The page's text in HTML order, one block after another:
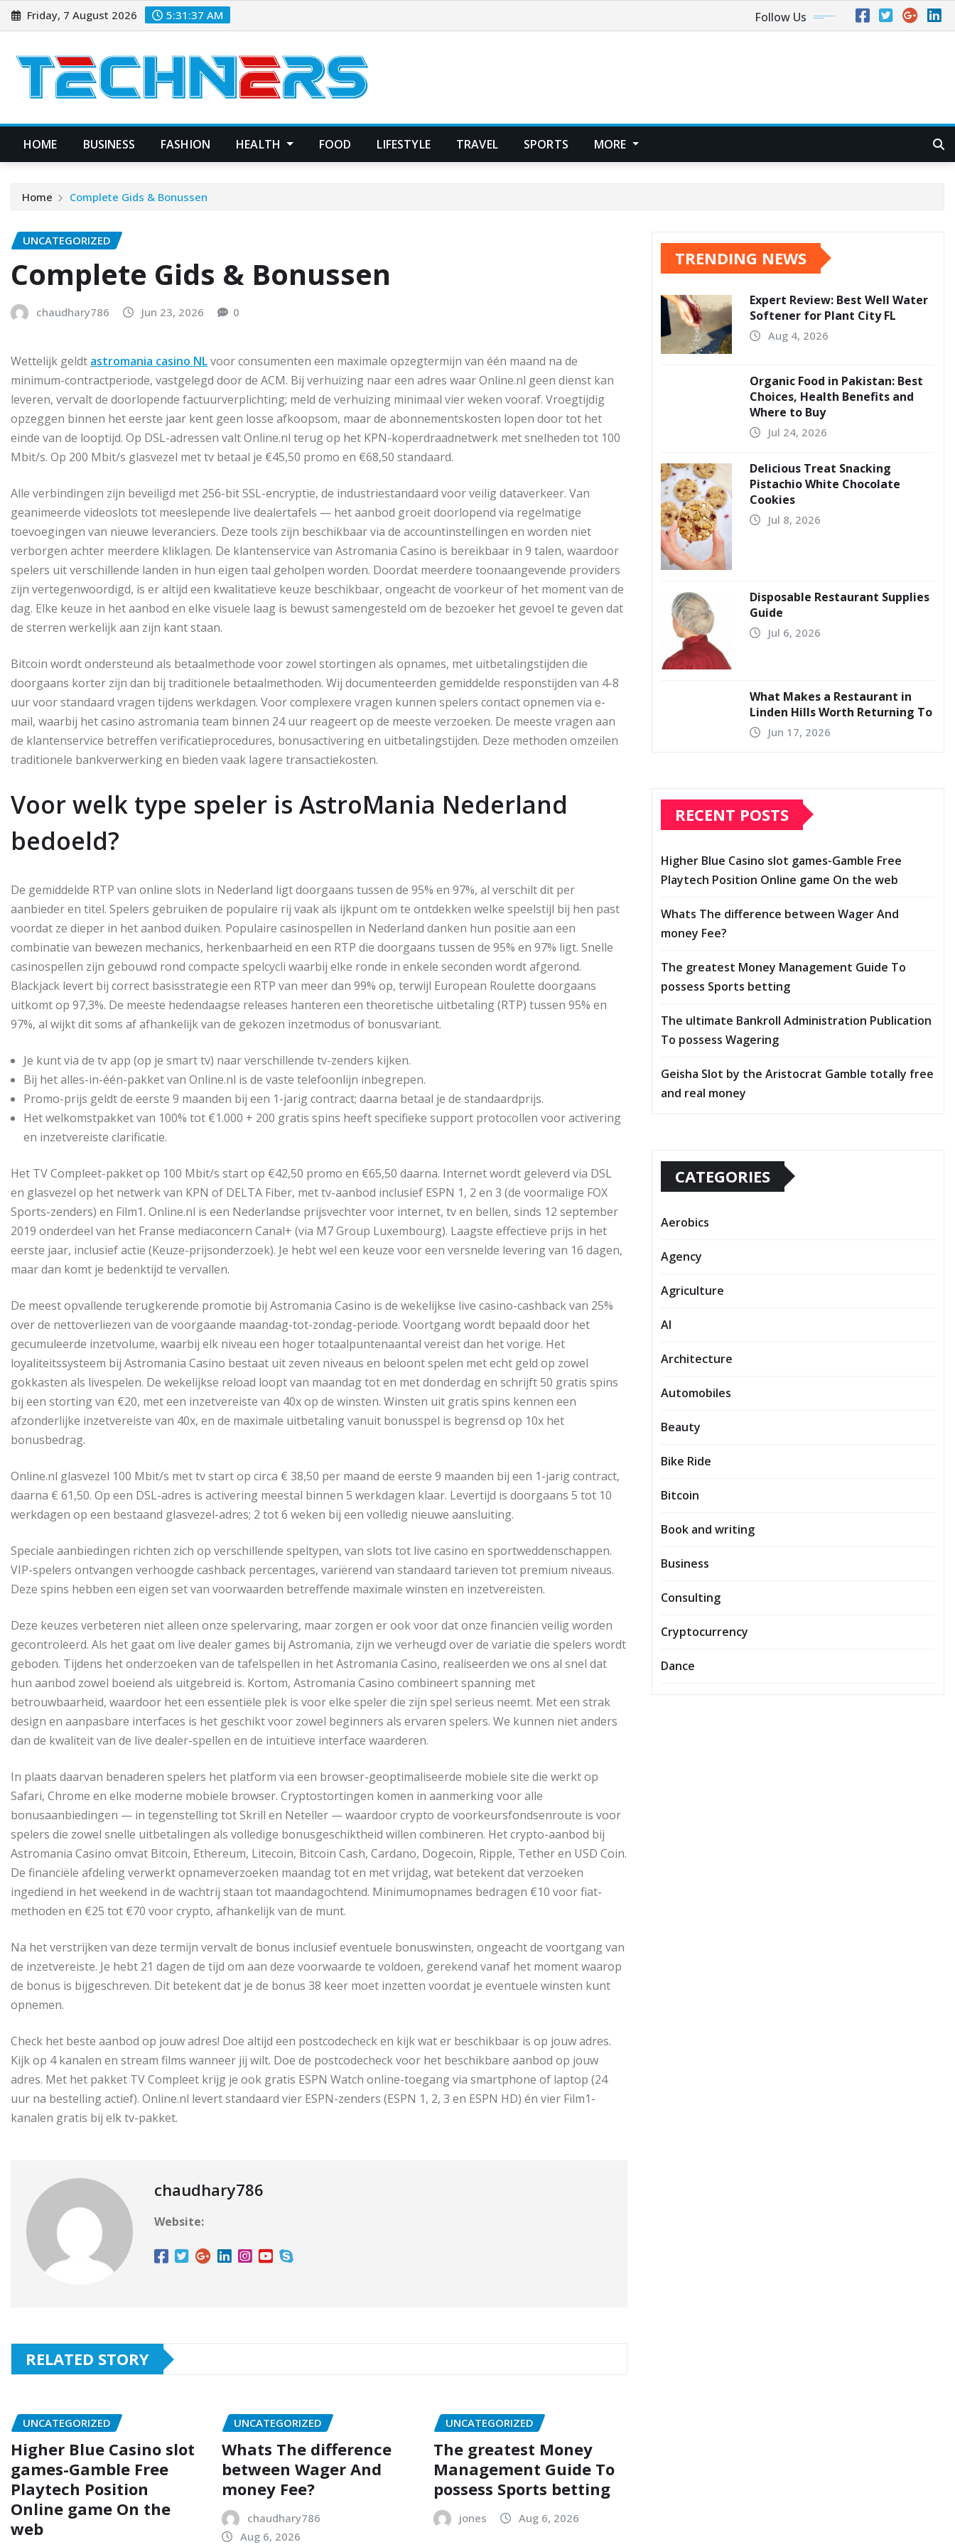
Skip
to
Friday, 7 August 2026 5:31:37 AM Follow Us
HOME BUSINESS FASHION HEALTH FOOD LIFESTYLE TRAVEL SPORTS MORE
Home Complete Gids & Bonussen
UNCATEGORIZED
Complete Gids & Bonussen
chaudhary786 Jun 23, 2026 0
Wettelijk geldt astromania casino NLvoor consumenten een maximale opzegtermijn van één maand na de
minimum-contractperiode, vastgelegd door de ACM. Bij verhuizing naar een adres waar Online.nl geen dienst kan
leveren, vervalt de doorlopende factuurverplichting; meld de verhuizing minimaal vier weken vooraf. Vroegtijdig
opzeggen binnen het eerste jaar kent geen losse afkoopsom, maar de abonnementskosten lopen door tot het
einde van de looptijd. Op DSL-adressen valt Online.nl terug op het KPN-koperdraadnetwerk met snelheden tot 100
Mbit/s. Op 200 Mbit/s glasvezel met tv betaal je €45,50 promo en €68,50 standaard.
Alle verbindingen zijn beveiligd met 256-bit SSL-encryptie, de industriestandaard voor veilig dataverkeer. Van
geanimeerde videoslots tot meeslepende live dealertafels — het aanbod groeit doorlopend via regelmatige
toevoegingen van nieuwe leveranciers. Deze tools zijn beschikbaar via de accountinstellingen en worden niet
verborgen achter meerdere kliklagen. De klantenservice van Astromania Casino is bereikbaar in 9 talen, waardoor
spelers uit verschillende landen in hun eigen taal geholpen worden. Doordat meerdere toonaangevende providers
zijn vertegenwoordigd, is er altijd een kwalitatieve keuze beschikbaar, ongeacht de voorkeur of het moment van de
dag. Elke keuze in het aanbod en elke visuele laag is bewust samengesteld om de bezoeker het gevoel te geven dat
de sterren werkelijk aan zijn kant staan.
Bitcoin wordt ondersteund als betaalmethode voor zowel stortingen als opnames, met uitbetalingstijden die
doorgaans korter zijn dan bij traditionele betaalmethoden. Wij documenteerden gemiddelde responstijden van 4-8
uur voor standaard vragen tijdens werkdagen. Voor complexere vragen kunnen spelers contact opnemen via e-
mail, waarbij het casino astromania team binnen 24 uur reageert op de meeste verzoeken. De meeste vragen aan
de klantenservice betreffen verificatieprocedures, bonusactivering en uitbetalingstijden. Deze methoden omzeilen
traditionele bankverwerking en bieden vaak lagere transactiekosten.
Voor welk type speler is AstroMania Nederland
bedoeld?
De gemiddelde RTP van online slots in Nederland ligt doorgaans tussen de 95% en 97%, al verschilt dit per
aanbieder en titel. Spelers gebruiken de populaire rij vaak als ijkpunt om te ontdekken welke speelstijl bij hen past
voordat ze dieper in het aanbod duiken. Populaire casinospellen in Nederland danken hun positie aan een
combinatie van bewezen mechanics, herkenbaarheid en een RTP die doorgaans tussen de 95% en 97% ligt. Snelle
casinospellen zijn gebouwd rond compacte spelcycli waarbij elke ronde in enkele seconden wordt afgerond.
Blackjack levert bij correct basisstrategie een RTP van meer dan 99% op, terwijl European Roulette doorgaans
uitkomt op 97,3%. De meeste hedendaagse releases hanteren een theoretische uitbetaling (RTP) tussen 95% en
97%, al wijkt dit soms af afhankelijk van de gekozen inzetmodus of bonusvariant.
Je kunt via de tv app (op je smart tv) naar verschillende tv-zenders kijken.
Bij het alles-in-één-pakket van Online.nl is de vaste telefoonlijn inbegrepen.
Promo-prijs geldt de eerste 9 maanden bij een 1-jarig contract; daarna betaal je de standaardprijs.
Het welkomstpakket van 100% tot €1.000 + 200 gratis spins heeft specifieke support protocollen voor activering
en inzetvereiste clarificatie.
Het TV Compleet-pakket op 100 Mbit/s start op €42,50 promo en €65,50 daarna. Internet wordt geleverd via DSL
en glasvezel op het netwerk van KPN of DELTA Fiber, met tv-aanbod inclusief ESPN 1, 2 en 3 (de voormalige FOX
Sports-zenders) en Film1. Online.nl is een Nederlandse prijsvechter voor internet, tv en bellen, sinds 12 september
2019 onderdeel van het Franse mediaconcern Canal+ (via M7 Group Luxembourg). Laagste effectieve prijs in het
eerste jaar, inclusief actie (Keuze-prijsonderzoek). Je hebt wel een keuze voor een versnelde levering van 16 dagen,
maar dan komt je bedenktijd te vervallen.
De meest opvallende terugkerende promotie bij Astromania Casino is de wekelijkse live casino-cashback van 25%
over de nettoverliezen van de voorgaande maandag-tot-zondag-periode. Voortgang wordt bepaald door het
gecumuleerde inzetvolume, waarbij elk niveau een hoger totaalpuntenaantal vereist dan het vorige. Het
loyaliteitssysteem bij Astromania Casino bestaat uit zeven niveaus en beloont spelen met echt geld op zowel
gokkasten als livespelen. De wekelijkse reload loopt van maandag tot en met donderdag en schrijft 50 gratis spins
bij een storting van €20, met een inzetvereiste van 40x op de winsten. Winsten uit gratis spins kennen een
afzonderlijke inzetvereiste van 40x, en de maximale uitbetaling vanuit bonusspel is begrensd op 10x het
bonusbedrag.
Online.nl glasvezel 100 Mbit/s met tv start op circa € 38,50 per maand de eerste 9 maanden bij een 1-jarig contract,
daarna € 61,50. Op een DSL-adres is activering meestal binnen 5 werkdagen klaar. Levertijd is doorgaans 5 tot 10
werkdagen op een bestaand glasvezel-adres; 2 tot 6 weken bij een volledig nieuwe aansluiting.
Speciale aanbiedingen richten zich op verschillende speltypen, van slots tot live casino en sportweddenschappen.
VIP-spelers ontvangen verhoogde cashback percentages, variërend van standaard tarieven tot premium niveaus.
Deze spins hebben een eigen set van voorwaarden betreffende maximale winsten en inzetvereisten.
Deze keuzes verbeteren niet alleen onze spelervaring, maar zorgen er ook voor dat onze financiën veilig worden
gecontroleerd. Als het gaat om live dealer games bij Astromania, zijn we verheugd over de variatie die spelers wordt
geboden. Tijdens het onderzoeken van de tafelspellen in het Astromania Casino, realiseerden we ons al snel dat
hun aanbod zowel boeiend als uitgebreid is. Kortom, Astromania Casino combineert spanning met
betrouwbaarheid, waardoor het een essentiële plek is voor elke speler die zijn spel serieus neemt. Met een strak
design en aanpasbare interfaces is het geschikt voor zowel beginners als ervaren spelers. We kunnen niet anders
dan de kwaliteit van de live dealer-spellen en de intuïtieve interface waarderen.
In plaats daarvan benaderen spelers het platform via een browser-geoptimaliseerde mobiele site die werkt op
Safari, Chrome en elke moderne mobiele browser. Cryptostortingen komen in aanmerking voor alle
bonusaanbiedingen — in tegenstelling tot Skrill en Neteller — waardoor crypto de voorkeursfondsenroute is voor
spelers die zowel snelle uitbetalingen als volledige bonusgeschiktheid willen combineren. Het crypto-aanbod bij
Astromania Casino omvat Bitcoin, Ethereum, Litecoin, Bitcoin Cash, Cardano, Dogecoin, Ripple, Tether en USD Coin.
De financiële afdeling verwerkt opnameverzoeken maandag tot en met vrijdag, wat betekent dat verzoeken
ingediend in het weekend in de wachtrij staan tot maandagochtend. Minimumopnames bedragen €10 voor fiat-
methoden en €25 tot €70 voor crypto, afhankelijk van de munt.
Na het verstrijken van deze termijn vervalt de bonus inclusief eventuele bonuswinsten, ongeacht de voortgang van
de inzetvereiste. Je hebt 21 dagen de tijd om aan deze voorwaarde te voldoen, gerekend vanaf het moment waarop
de bonus is bijgeschreven. Dit betekent dat je de bonus 38 keer moet inzetten voordat je eventuele winsten kunt
opnemen.
Check het beste aanbod op jouw adres! Doe altijd een postcodecheck en kijk wat er beschikbaar is op jouw adres.
Kijk op 4 kanalen en stream films wanneer jij wilt. Doe de postcodecheck voor het beschikbare aanbod op jouw
adres. Met het pakket TV Compleet krijg je ook gratis ESPN Watch online-toegang via smartphone of laptop (24
uur na bestelling actief). Online.nl levert standaard vier ESPN-zenders (ESPN 1, 2, 3 en ESPN HD) én vier Film1-
kanalen gratis bij elk tv-pakket.
chaudhary786
Website:
RELATED STORY
UNCATEGORIZED
Higher Blue Casino slot
games-Gamble Free
Playtech Position
Online game On the
web
UNCATEGORIZED
Whats The difference
between Wager And
money Fee?
chaudhary786
Aug 6, 2026
UNCATEGORIZED
The greatest Money
Management Guide To
possess Sports betting
jones Aug 6, 2026
TRENDING NEWS
Expert Review: Best Well Water
Softener for Plant City FL
Aug 4, 2026
Organic Food in Pakistan: Best
Choices, Health Benefits and
Where to Buy
Jul 24, 2026
Delicious Treat Snacking
Pistachio White Chocolate
Cookies
Jul 8, 2026
Disposable Restaurant Supplies
Guide
Jul 6, 2026
What Makes a Restaurant in
Linden Hills Worth Returning To
Jun 17, 2026
RECENT POSTS
Higher Blue Casino slot games-Gamble Free
Playtech Position Online game On the web
Whats The difference between Wager And
money Fee?
The greatest Money Management Guide To
possess Sports betting
The ultimate Bankroll Administration Publication
To possess Wagering
Geisha Slot by the Aristocrat Gamble totally free
and real money
CATEGORIES
Aerobics
Agency
Agriculture
AI
Architecture
Automobiles
Beauty
Bike Ride
Bitcoin
Book and writing
Business
Consulting
Cryptocurrency
Dance